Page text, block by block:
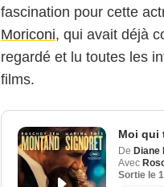
fascination pour cette
Moriconi, qui avait déjà
regardé et lu toutes les
films.
Moi qui
De Diane
Avec
Sortie le